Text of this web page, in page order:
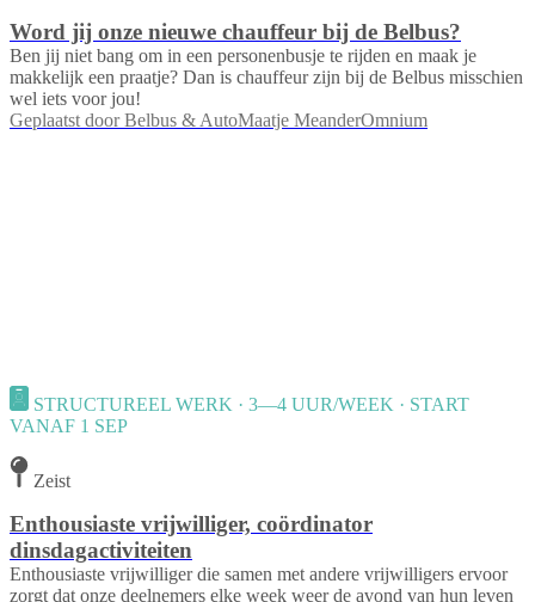
Word jij onze nieuwe chauffeur bij de Belbus?
Ben jij niet bang om in een personenbusje te rijden en maak je
makkelijk een praatje? Dan is chauffeur zijn bij de Belbus misschien
wel iets voor jou!
Geplaatst door Belbus & AutoMaatje MeanderOmnium
STRUCTUREEL WERK · 3—4 UUR/WEEK · START
VANAF 1 SEP
Zeist
Enthousiaste vrijwilliger, coördinator
dinsdagactiviteiten
Enthousiaste vrijwilliger die samen met andere vrijwilligers ervoor
zorgt dat onze deelnemers elke week weer de avond van hun leven